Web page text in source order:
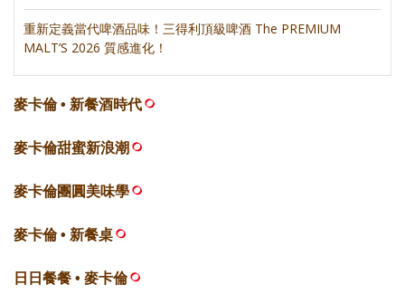
重新定義當代啤酒品味！三得利頂級啤酒 The PREMIUM
MALT’S 2026 質感進化！
麥卡倫 • 新餐酒時代
麥卡倫甜蜜新浪潮
麥卡倫團圓美味學
麥卡倫 • 新餐桌
日日餐餐 • 麥卡倫